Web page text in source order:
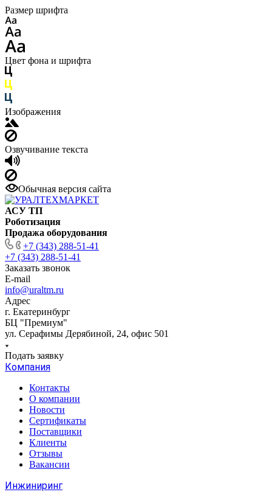
Размер шрифта
Цвет фона и шрифта
Изображения
Озвучивание текста
Обычная версия сайта
АСУ ТП
Роботизация
Продажа оборудования
+7 (343) 288-51-41
+7 (343) 288-51-41
Заказать звонок
E-mail
info@uraltm.ru
Адрес
г. Екатеринбург
БЦ "Премиум"
ул. Серафимы Дерябиной, 24, офис 501
Подать заявку
Компания
Контакты
О компании
Новости
Сертификаты
Поставщики
Клиенты
Отзывы
Вакансии
Инжиниринг